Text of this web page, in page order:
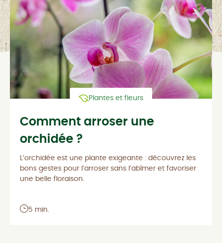
Plantes et fleurs
Comment arroser une
orchidée ?
L’orchidée est une plante exigeante : découvrez les
bons gestes pour l’arroser sans l’abîmer et favoriser
une belle floraison.
5 min.